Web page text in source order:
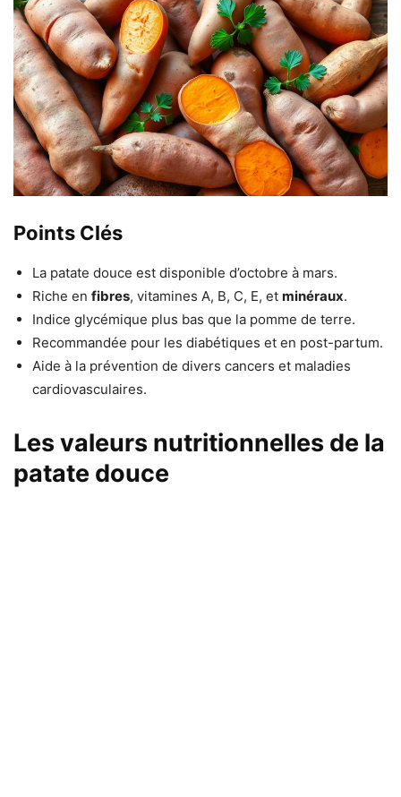
Points Clés
La patate douce est disponible d’octobre à mars.
Riche en fibres, vitamines A, B, C, E, et minéraux.
Indice glycémique plus bas que la pomme de terre.
Recommandée pour les diabétiques et en post-partum.
Aide à la prévention de divers cancers et maladies
cardiovasculaires.
Les valeurs nutritionnelles de la
patate douce